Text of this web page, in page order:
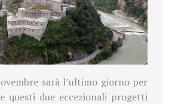
sarà l’ultimo giorno per
questi due eccezionali progetti